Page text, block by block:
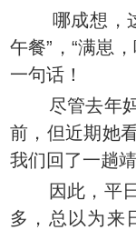
哪成想，
午餐”，“满崽
一句话！
尽管去年
前，但近期她
我们回了一趟靖
因此，平
多，总以为来